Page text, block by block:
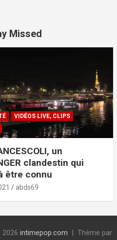
Missed
VIDÉOS LIVE, CLIPS
un
clandestin qui
être connu
abds69
intimepop.com Thème par :